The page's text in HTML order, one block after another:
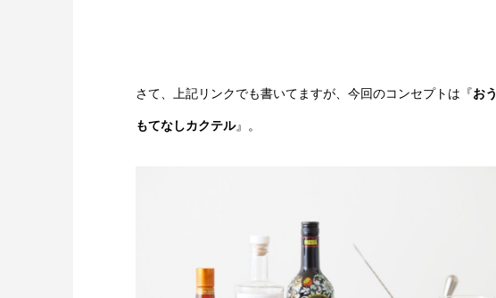
さて、上記リンクでも書いてますが、今回のコンセプトは『お
もてなしカクテル』。